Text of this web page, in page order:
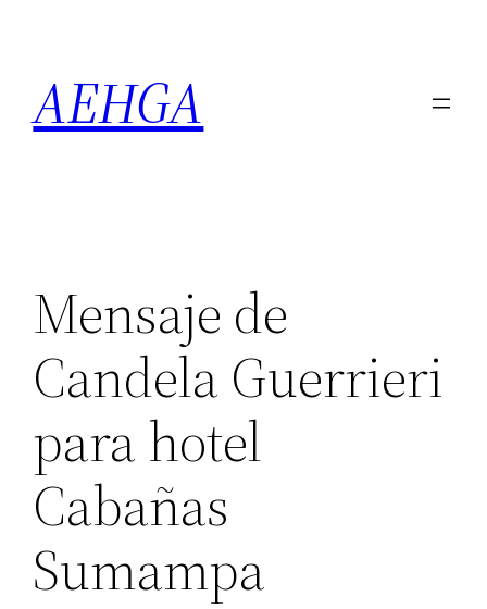
contenido
AEHGA
Mensaje de
Candela Guerrieri
para hotel
Cabañas
Sumampa